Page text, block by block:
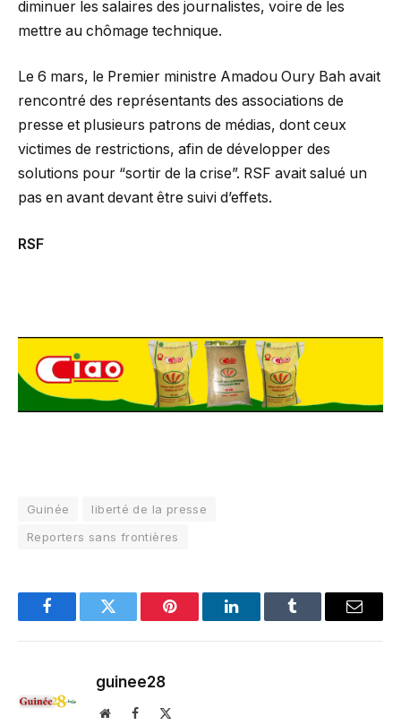
diminuer les salaires des journalistes, voire de les
mettre au chômage technique.
Le 6 mars, le Premier ministre Amadou Oury Bah avait
rencontré des représentants des associations de
presse et plusieurs patrons de médias, dont ceux
victimes de restrictions, afin de développer des
solutions pour “sortir de la crise”. RSF avait salué un
pas en avant devant être suivi d’effets.
RSF
Guinée
liberté de la presse
Reporters sans frontières
FacebookTwitter Pinterest LinkedInTumblr Email
guinee28
WebsiteFacebook